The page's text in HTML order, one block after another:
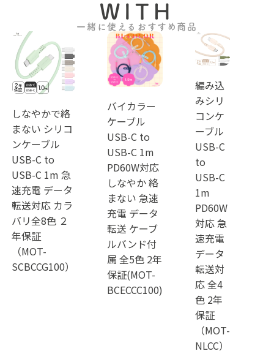
WITH
一緒に使えるおすすめ商品
しなやかで絡
まない シリコ
ンケーブル
USB-C to
USB-C 1m 急
速充電 データ
転送対応 カラ
バリ全8色 ２
年保証
（MOT-
SCBCCG100）
バイカラー
ケーブル
USB-C to
USB-C 1m
PD60W対応
しなやか 絡
まない 急速
充電 データ
転送 ケーブ
ルバンド付
属 全5色 2年
保証(MOT-
BCECCC100)
編み込
みシリ
コンケ
ーブル
USB-C
to
USB-C
1m
PD60W
対応 急
速充電
データ
転送対
応 全4
色 2年
保証
（MOT-
NLCC）